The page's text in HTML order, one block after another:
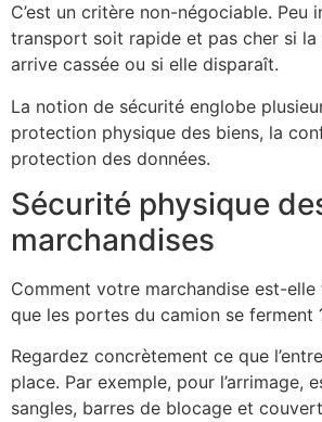
C’est un critère non-négociable. Peu
transport soit rapide et pas cher si la
arrive cassée ou si elle disparaît.
La notion de sécurité englobe
protection physique des biens, la
protection des données.
Sécurité physique
marchandises
Comment votre marchandise est-
que les portes du camion se ferment
Regardez concrètement ce que
place. Par exemple, pour l’arrimage,
sangles, barres de blocage et